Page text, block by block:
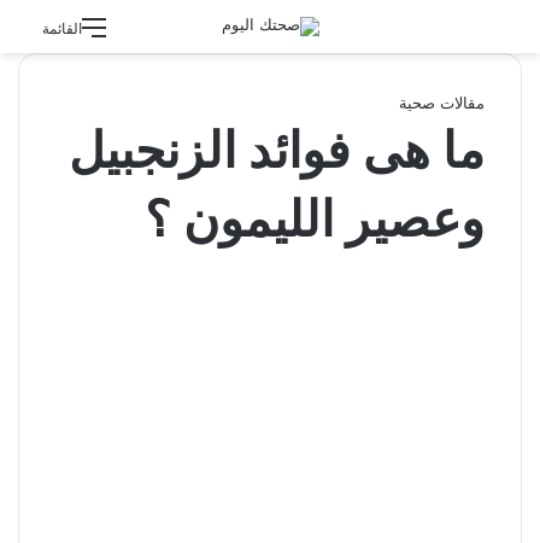
القائمة
مقالات صحية
ما هى فوائد الزنجبيل
وعصير الليمون ؟